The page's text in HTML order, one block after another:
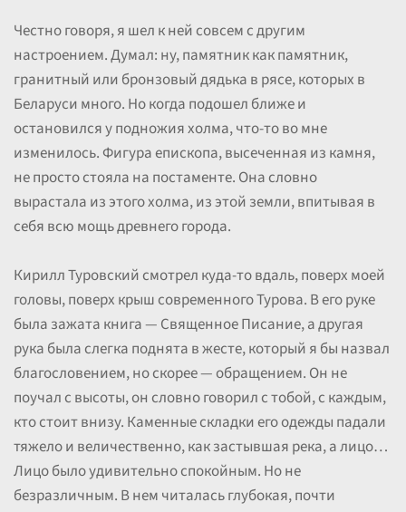
Честно говоря, я шел к ней совсем с другим
настроением. Думал: ну, памятник как памятник,
гранитный или бронзовый дядька в рясе, которых в
Беларуси много. Но когда подошел ближе и
остановился у подножия холма, что-то во мне
изменилось. Фигура епископа, высеченная из камня,
не просто стояла на постаменте. Она словно
вырастала из этого холма, из этой земли, впитывая в
себя всю мощь древнего города.
Кирилл Туровский смотрел куда-то вдаль, поверх моей
головы, поверх крыш современного Турова. В его руке
была зажата книга — Священное Писание, а другая
рука была слегка поднята в жесте, который я бы назвал
благословением, но скорее — обращением. Он не
поучал с высоты, он словно говорил с тобой, с каждым,
кто стоит внизу. Каменные складки его одежды падали
тяжело и величественно, как застывшая река, а лицо…
Лицо было удивительно спокойным. Но не
безразличным. В нем читалась глубокая, почти